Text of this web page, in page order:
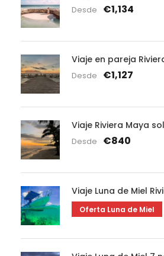
Desde €1,134
Viaje en pareja
Desde €1,127
Viaje Riviera Maya
Desde €840
Viaje Luna de Miel
Oferta Luna de Miel